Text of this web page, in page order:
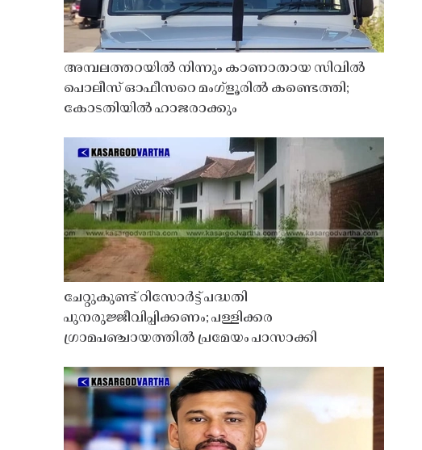
അമ്പലത്തറയിൽ നിന്നും കാണാതായ സിവിൽ
പൊലീസ് ഓഫീസറെ മംഗ്ളൂരിൽ കണ്ടെത്തി;
കോടതിയിൽ ഹാജരാക്കും
ചേറ്റുകുണ്ട് റിസോർട്ട് പദ്ധതി
പുനരുജ്ജീവിപ്പിക്കണം; പള്ളിക്കര
ഗ്രാമപഞ്ചായത്തിൽ പ്രമേയം പാസാക്കി